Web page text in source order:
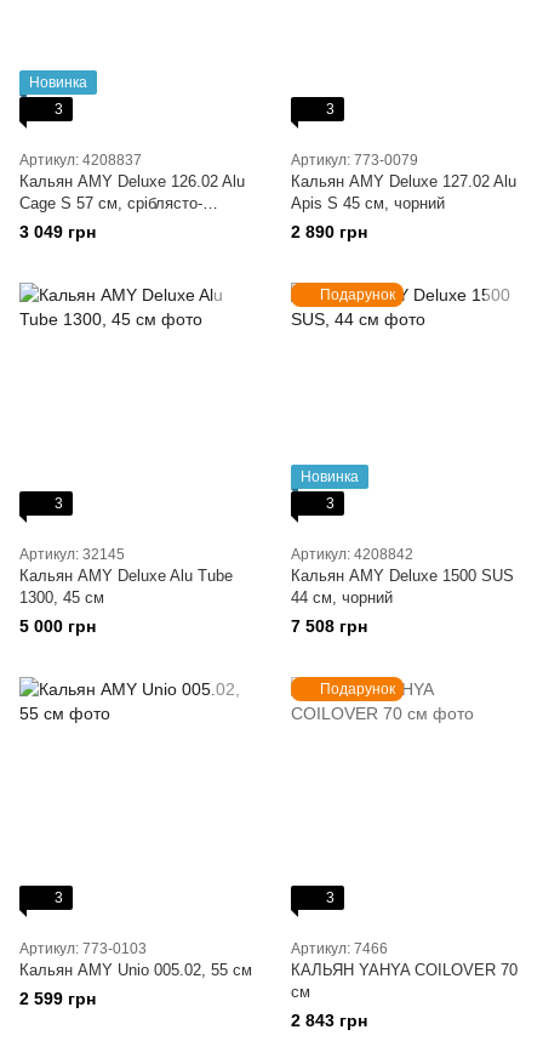
Новинка
3
Артикул: 4208837
Кальян AMY Deluxe 126.02 Alu
Cage S 57 см, сріблясто-
чорний
3 049 грн
3
Артикул: 773-0079
Кальян AMY Deluxe 127.02 Alu
Apis S 45 см, чорний
2 890 грн
3
Артикул: 32145
Кальян AMY Deluxe Alu Tube
1300, 45 см
5 000 грн
Подарунок
Новинка
3
Артикул: 4208842
Кальян AMY Deluxe 1500 SUS
44 см, чорний
7 508 грн
3
Артикул: 773-0103
Кальян AMY Unio 005.02, 55 см
2 599 грн
Подарунок
3
Артикул: 7466
КАЛЬЯН YAHYA COILOVER 70
см
2 843 грн